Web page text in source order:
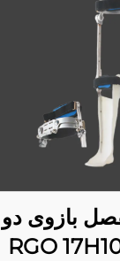
بازوی دو